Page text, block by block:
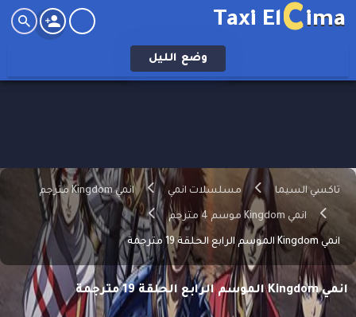
Taxi ElCima
وضع الليل
تاكسي السيما مسلسلات انمي انمي Kingdom مترجم
انمي Kingdom موسم 4 مترجم
انمي Kingdom الموسم الرابع الحلقة 19 مترجمة
انمي Kingdom الموسم الرابع الحلقة 19 مترجمة